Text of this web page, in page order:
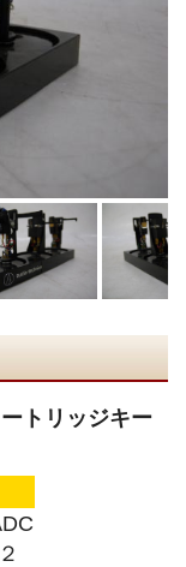
トリッジキー